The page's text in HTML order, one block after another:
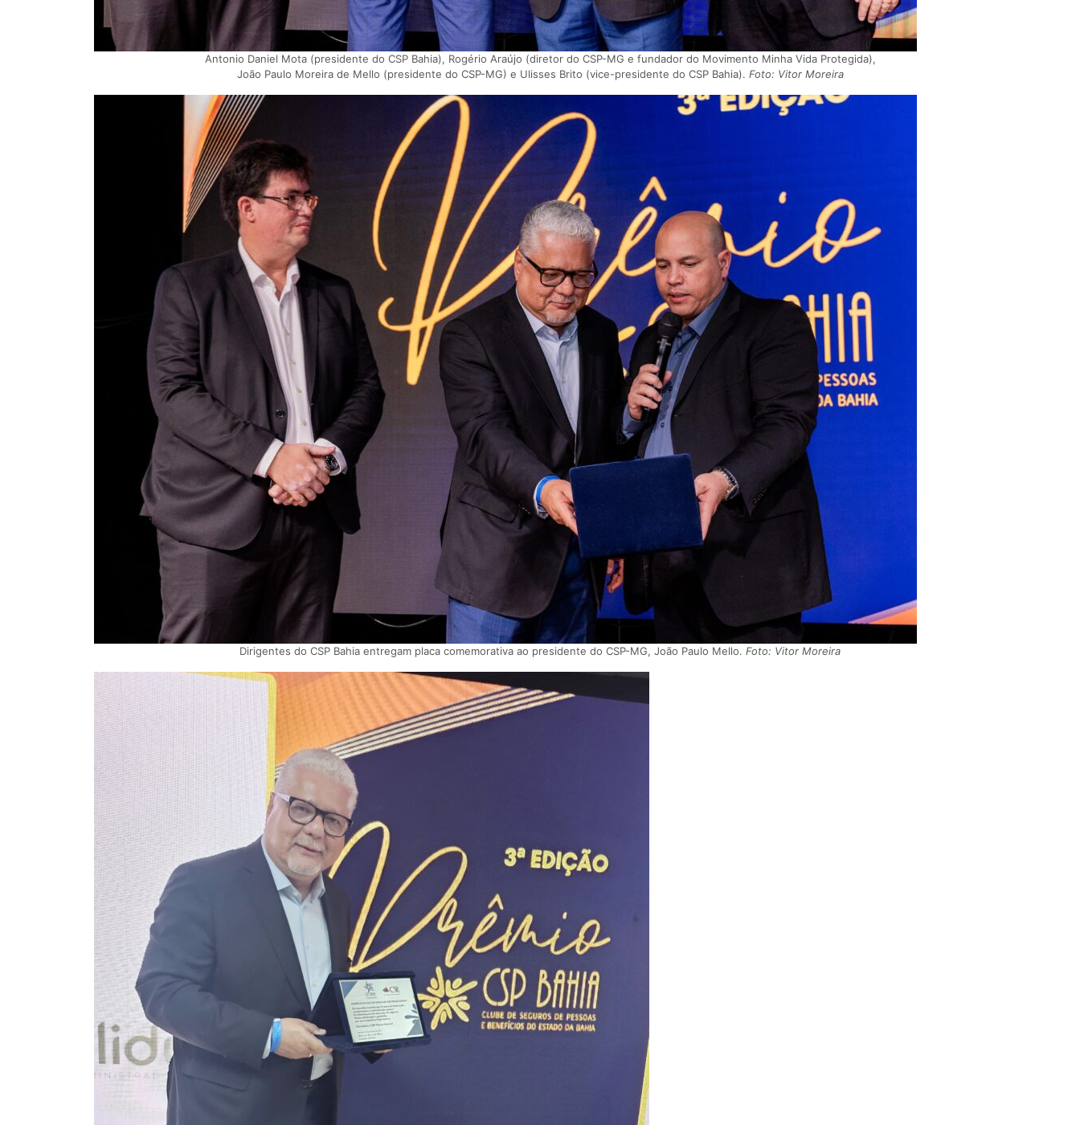
Antonio Daniel Mota (presidente do CSP Bahia), Rogério Araújo (diretor do CSP-MG e fundador do Movimento Minha Vida Protegida),
João Paulo Moreira de Mello (presidente do CSP-MG) e Ulisses Brito (vice-presidente do CSP Bahia). Foto: Vitor Moreira
Dirigentes do CSP Bahia entregam placa comemorativa ao presidente do CSP-MG, João Paulo Mello. Foto: Vitor Moreira